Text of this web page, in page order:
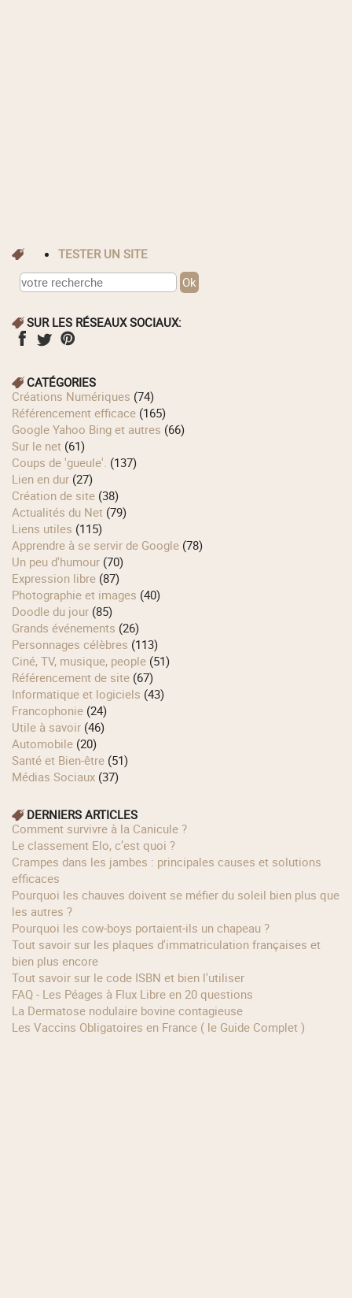
TESTER UN SITE
SUR LES RÉSEAUX SOCIAUX:
CATÉGORIES
Créations Numériques (74)
Référencement efficace (165)
Google Yahoo Bing et autres (66)
Sur le net (61)
Coups de 'gueule'. (137)
Lien en dur (27)
Création de site (38)
Actualités du Net (79)
Liens utiles (115)
Apprendre à se servir de Google (78)
Un peu d'humour (70)
Expression libre (87)
Photographie et images (40)
Doodle du jour (85)
Grands événements (26)
Personnages célèbres (113)
Ciné, TV, musique, people (51)
Référencement de site (67)
Informatique et logiciels (43)
Francophonie (24)
Utile à savoir (46)
Automobile (20)
Santé et Bien-être (51)
Médias Sociaux (37)
DERNIERS ARTICLES
Comment survivre à la Canicule ?
Le classement Elo, c’est quoi ?
Crampes dans les jambes : principales causes et solutions
efficaces
Pourquoi les chauves doivent se méfier du soleil bien plus que
les autres ?
Pourquoi les cow‑boys portaient‑ils un chapeau ?
Tout savoir sur les plaques d'immatriculation françaises et
bien plus encore
Tout savoir sur le code ISBN et bien l'utiliser
FAQ - Les Péages à Flux Libre en 20 questions
La Dermatose nodulaire bovine contagieuse
Les Vaccins Obligatoires en France ( le Guide Complet )